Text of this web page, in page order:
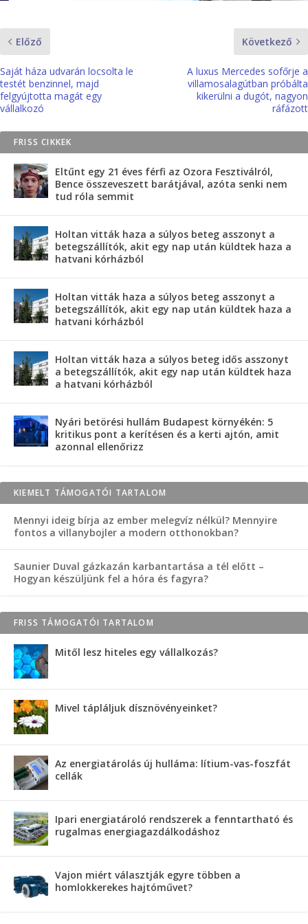
Előző
Saját háza udvarán locsolta le
testét benzinnel, majd
felgyújtotta magát egy
vállalkozó
Következő
A luxus Mercedes sofőrje a
villamosalagútban próbálta
kikerülni a dugót, nagyon
ráfázott
FRISS CIKKEK
Eltűnt egy 21 éves férfi az Ozora Fesztiválról,
Bence összeveszett barátjával, azóta senki nem
tud róla semmit
Holtan vitták haza a súlyos beteg asszonyt a
betegszállítók, akit egy nap után küldtek haza a
hatvani kórházból
Holtan vitták haza a súlyos beteg asszonyt a
betegszállítók, akit egy nap után küldtek haza a
hatvani kórházból
Holtan vitták haza a súlyos beteg idős asszonyt
a betegszállítók, akit egy nap után küldtek haza
a hatvani kórházból
Nyári betörési hullám Budapest környékén: 5
kritikus pont a kerítésen és a kerti ajtón, amit
azonnal ellenőrizz
KIEMELT TÁMOGATÓI TARTALOM
Mennyi ideig bírja az ember melegvíz nélkül? Mennyire
fontos a villanybojler a modern otthonokban?
Saunier Duval gázkazán karbantartása a tél előtt –
Hogyan készüljünk fel a hóra és fagyra?
FRISS TÁMOGATÓI TARTALOM
Mitől lesz hiteles egy vállalkozás?
Mivel tápláljuk dísznövényeinket?
Az energiatárolás új hulláma: lítium-vas-foszfát
cellák
Ipari energiatároló rendszerek a fenntartható és
rugalmas energiagazdálkodáshoz
Vajon miért választják egyre többen a
homlokkerekes hajtóművet?